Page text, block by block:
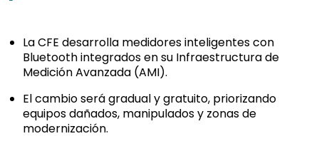
La CFE desarrolla medidores inteligentes con
Bluetooth integrados en su Infraestructura de
Medición Avanzada (AMI).
El cambio será gradual y gratuito, priorizando
equipos dañados, manipulados y zonas de
modernización.